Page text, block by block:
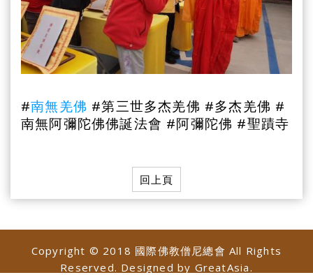
#南無羌佛 #第三世多杰羌佛 #多杰羌佛 #
南無阿彌陀佛佛誕法會 #阿彌陀佛 #聖蹟寺
回上頁
Copyright © 2018 國際佛教僧尼總會 All Rights
Reserved. Designed by GreatAsia.